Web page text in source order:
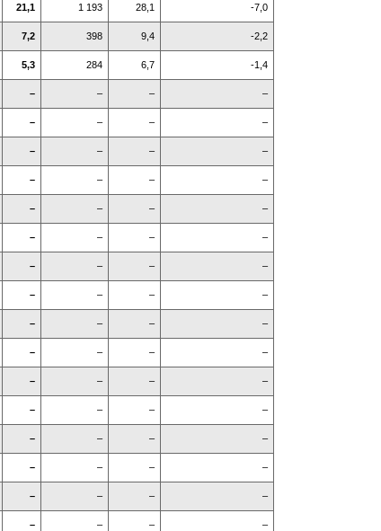
21,1 1 193 28,1 -7,0
7,2 398 9,4 -2,2
5,3 284 6,7 -1,4
– – – –
– – – –
– – – –
– – – –
– – – –
– – – –
– – – –
– – – –
– – – –
– – – –
– – – –
– – – –
– – – –
– – – –
– – – –
– – – –